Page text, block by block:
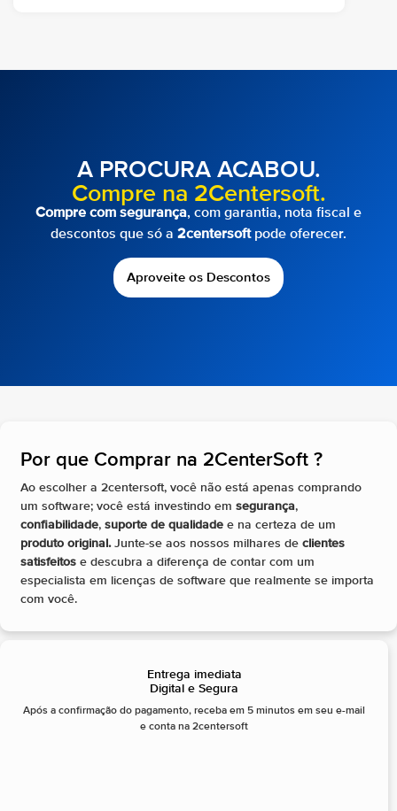
A PROCURA ACABOU.
Compre na 2Centersoft.
Compre com segurança, com garantia, nota fiscal e
descontos que só a 2centersoftpode oferecer.
Aproveite os Descontos
Por que Comprar na 2CenterSoft ?​
Ao escolher a 2centersoft, você não está apenas comprando
um software; você está investindo em segurança,
confiabilidade, suporte de qualidade e na certeza de um
produto original.Junte-se aos nossos milhares de clientes
satisfeitos e descubra a diferença de contar com um
especialista em licenças de software que realmente se importa
com você.
Entrega imediata
Digital e Segura
Após a confirmação do pagamento, receba em 5 minutos em seu e-mail
e conta na 2centersoft